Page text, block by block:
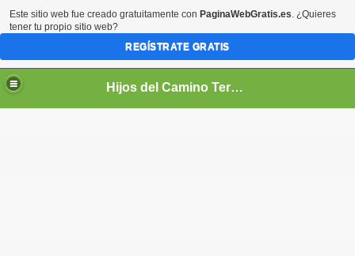
Hijos del Camino Teresiano
Este sitio web fue creado gratuitamente con PaginaWebGratis.es. ¿Quieres
tener tu propio sitio web?
REGÍSTRATE GRATIS